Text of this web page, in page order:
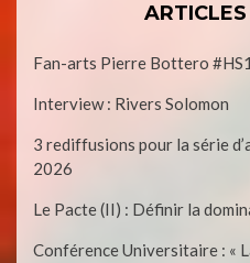
Fan-arts Pierre Bottero
Interview : Rivers Solomon
3 rediffusions pour la série
2026
Le Pacte (II) : Définir la
Conférence Universitaire : «